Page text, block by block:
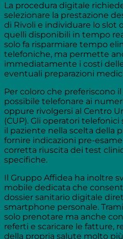
La procedura digitale
selezionare la prestazione
di Rivoli e individuare lo slot
quelli disponibili in tempo
solo fa risparmiare tempo
telefoniche, ma permette
immediatamente i costi
eventuali preparazioni
Per coloro che preferiscono
possibile telefonare ai
oppure rivolgersi al Centro
(CUP). Gli operatori
il paziente nella scelta della
fornire indicazioni pre-
corretta riuscita dei test
specifiche.
Il Gruppo Affidea ha inoltre
mobile dedicata che
dossier sanitario digitale
smartphone personale.
solo prenotare ma anche
referti e scaricare le fatture,
della propria salute molto